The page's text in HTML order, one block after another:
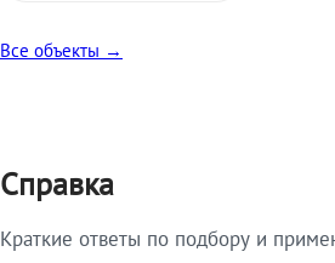
Все объекты →
Справка
Краткие ответы по подбору и